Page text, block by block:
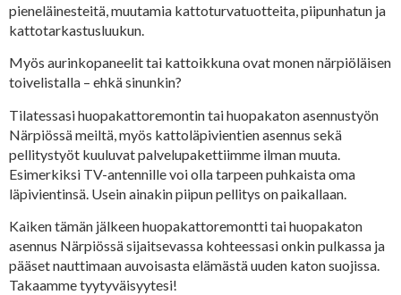
pieneläinesteitä, muutamia kattoturvatuotteita, piipunhatun ja
kattotarkastusluukun.
Myös aurinkopaneelit tai kattoikkuna ovat monen närpiöläisen
toivelistalla – ehkä sinunkin?
Tilatessasi huopakattoremontin tai huopakaton asennustyön
Närpiössä meiltä, myös kattoläpivientien asennus sekä
pellitystyöt kuuluvat palvelupakettiimme ilman muuta.
Esimerkiksi TV-antennille voi olla tarpeen puhkaista oma
läpivientinsä. Usein ainakin piipun pellitys on paikallaan.
Kaiken tämän jälkeen huopakattoremontti tai huopakaton
asennus Närpiössä sijaitsevassa kohteessasi onkin pulkassa ja
pääset nauttimaan auvoisasta elämästä uuden katon suojissa.
Takaamme tyytyväisyytesi!